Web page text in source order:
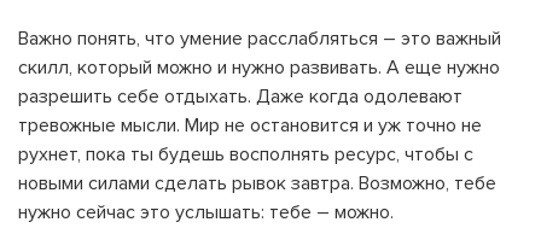
Важно понять, что умение расслабляться – это важный
скилл, который можно и нужно развивать. А еще нужно
разрешить себе отдыхать. Даже когда одолевают
тревожные мысли. Мир не остановится и уж точно не
рухнет, пока ты будешь восполнять ресурс, чтобы с
новыми силами сделать рывок завтра. Возможно, тебе
нужно сейчас это услышать: тебе – можно.